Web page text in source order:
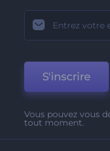
S'inscrire
Vous pouvez vous
tout moment.